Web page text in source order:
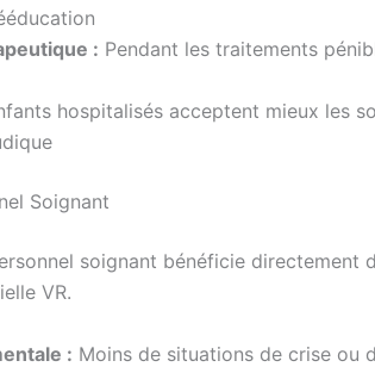
: Pendant les traitements
hospitalisés acceptent mieux les
Soignant
soignant bénéficie directement
VR.
: Moins de situations de crise ou